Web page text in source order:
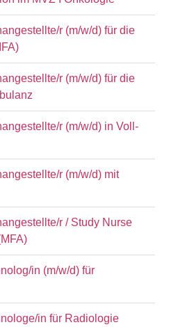
r (m/w/d) für die
r (m/w/d) für die
r (m/w/d) in Voll-
r (m/w/d) mit
r / Study Nurse
in (m/w/d) für
in für Radiologie